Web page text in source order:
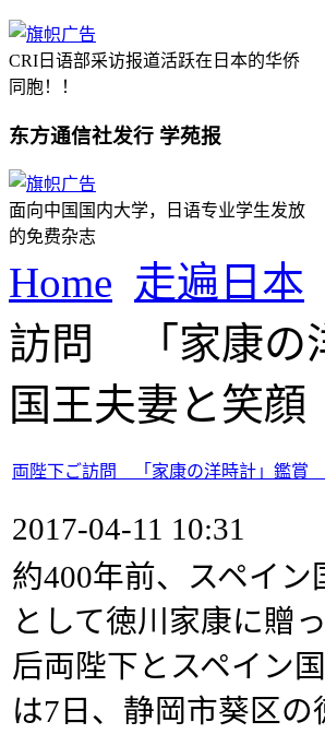
CRI日语部采访报道活跃在日本的华侨
同胞！！
东方通信社发行 学苑报
面向中国国内大学，日语专业学生发放
的免费杂志
Home 走遍日本
訪問 「家康の
国王夫妻と笑顔
両陛下ご訪問 「家康の洋時計」鑑賞
2017-04-11 10:31
約400年前、スペイ
として徳川家康に贈
后両陛下とスペイン
は7日、静岡市葵区